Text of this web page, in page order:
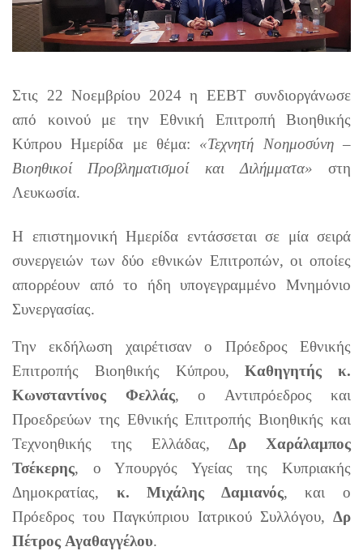
Στις 22 Νοεμβρίου 2024 η ΕΕΒΤ συνδιοργάνωσε
από κοινού με την Εθνική Επιτροπή Βιοηθικής
Κύπρου Ημερίδα με θέμα: «Τεχνητή Νοημοσύνη –
Βιοηθικοί Προβληματισμοί και Διλήμματα» στη
Λευκωσία.
Η επιστημονική Ημερίδα εντάσσεται σε μία σειρά
συνεργειών των δύο εθνικών Επιτροπών, οι οποίες
απορρέουν από το ήδη υπογεγραμμένο Μνημόνιο
Συνεργασίας.
Την εκδήλωση χαιρέτισαν ο Πρόεδρος Εθνικής
Επιτροπής Βιοηθικής Κύπρου,Καθηγητής κ.
Κωνσταντίνος Φελλάς, ο Αντιπρόεδρος και
Προεδρεύων της Εθνικής Επιτροπής Βιοηθικής και
Τεχνοηθικής της Ελλάδας,Δρ Χαράλαμπος
Τσέκερης, ο Υπουργός Υγείας της Κυπριακής
Δημοκρατίας, κ. Mιχάλης Δαμιανός, και ο
Πρόεδρος του Παγκύπριου Ιατρικού Συλλόγου, Δρ
Πέτρος Αγαθαγγέλου.